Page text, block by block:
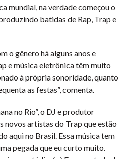
mundial, na verdade começou o
batidas de Rap, Trap e
o gênero há alguns anos e
e música eletrônica têm muito
à própria sonoridade, quanto
as festas”, comenta.
no Rio”, o DJ e produtor
novos artistas do Trap que estão
aqui no Brasil. Essa música tem
pegada que eu curto muito.